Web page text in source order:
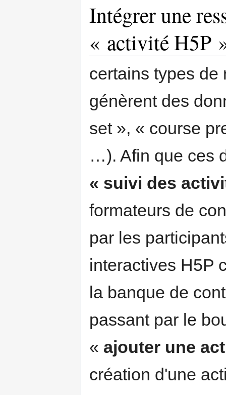
Intégrer une
« activité H5P
certains types de
génèrent des
set », « course
…). Afin que ces
« suivi des
formateurs de
par les
interactives H5P
la banque de
passant par le
« ajouter une
création d'une